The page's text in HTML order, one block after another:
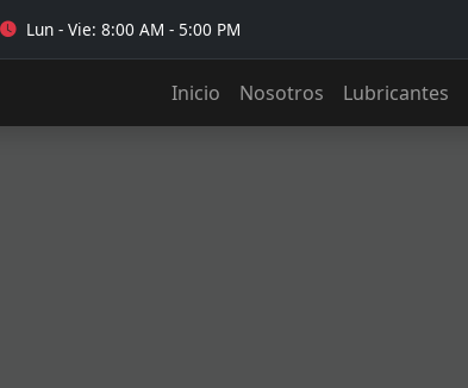
Lun - Vie: 8:00 AM - 5:00 PM
Inicio Nosotros Lubricantes